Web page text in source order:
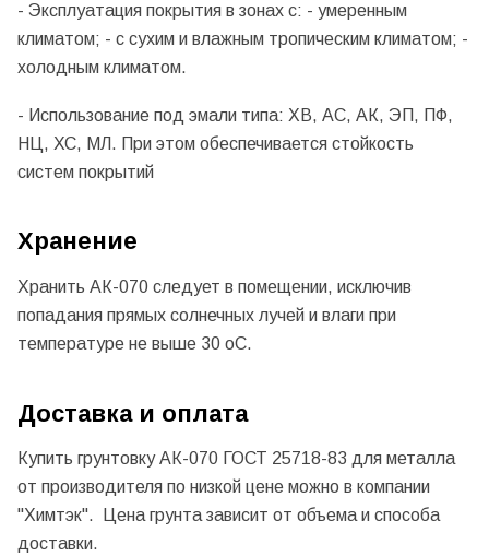
- Эксплуатация покрытия в зонах с: - умеренным
климатом; - с сухим и влажным тропическим климатом; -
холодным климатом.
- Использование под эмали типа: ХВ, АС, АК, ЭП, ПФ,
НЦ, ХС, МЛ. При этом обеспечивается стойкость
систем покрытий
Хранение
Хранить АК-070 следует в помещении, исключив
попадания прямых солнечных лучей и влаги при
температуре не выше 30 оС.
Доставка и оплата
Купить грунтовку АК-070 ГОСТ 25718-83 для металла
от производителя по низкой цене можно в компании
"Химтэк". Цена грунта зависит от объема и способа
доставки.